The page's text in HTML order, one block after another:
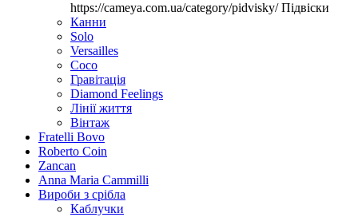
https://cameya.com.ua/category/pidvisky/Підвіски
Канни
Solo
Versailles
Coco
Гравітація
Diamond Feelings
Лінії життя
Вінтаж
Fratelli Bovo
Roberto Coin
Zancan
Anna Maria Cammilli
Вироби з срібла
Каблучки